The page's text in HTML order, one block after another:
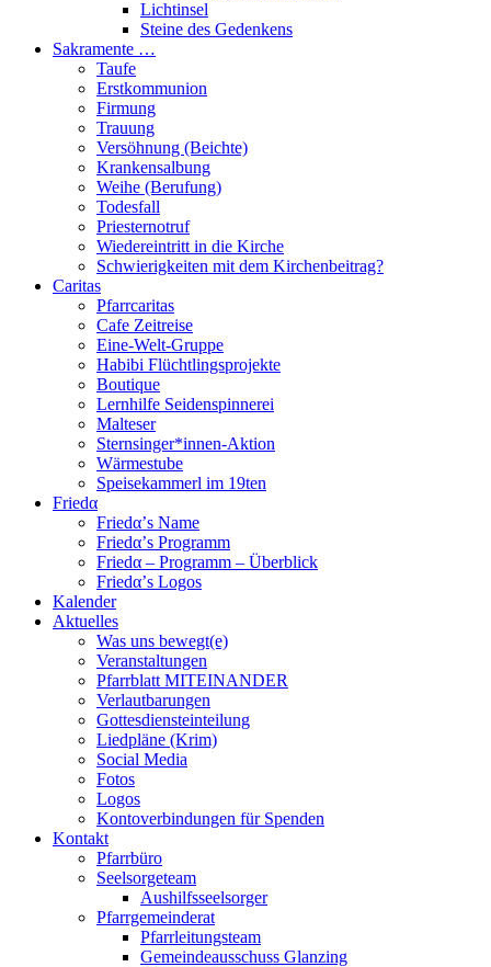
Lichtinsel
Steine des Gedenkens
Sakramente …
Taufe
Erstkommunion
Firmung
Trauung
Versöhnung (Beichte)
Krankensalbung
Weihe (Berufung)
Todesfall
Priesternotruf
Wiedereintritt in die Kirche
Schwierigkeiten mit dem Kirchenbeitrag?
Caritas
Pfarrcaritas
Cafe Zeitreise
Eine-Welt-Gruppe
Habibi Flüchtlingsprojekte
Boutique
Lernhilfe Seidenspinnerei
Malteser
Sternsinger*innen-Aktion
Wärmestube
Speisekammerl im 19ten
Friedα
Friedα’s Name
Friedα’s Programm
Friedα – Programm – Überblick
Friedα’s Logos
Kalender
Aktuelles
Was uns bewegt(e)
Veranstaltungen
Pfarrblatt MITEINANDER
Verlautbarungen
Gottesdiensteinteilung
Liedpläne (Krim)
Social Media
Fotos
Logos
Kontoverbindungen für Spenden
Kontakt
Pfarrbüro
Seelsorgeteam
Aushilfsseelsorger
Pfarrgemeinderat
Pfarrleitungsteam
Gemeindeausschuss Glanzing